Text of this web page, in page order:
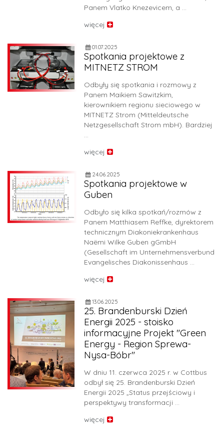
Panem Vlatko Knezevicem, a …
więcej
01.07.2025
Spotkania projektowe z
MITNETZ STROM
Odbyły się spotkania i rozmowy z
Panem Maikiem Sawitzkim,
kierownikiem regionu sieciowego w
MITNETZ Strom (Mitteldeutsche
Netzgesellschaft Strom mbH). Bardziej
…
więcej
24.06.2025
Spotkania projektowe w
Guben
Odbyło się kilka spotkań/rozmów z
Panem Matthiasem Reffke, dyrektorem
technicznym Diakoniekrankenhaus
Naëmi Wilke Guben gGmbH
(Gesellschaft im Unternehmensverbund
Evangelisches Diakonissenhaus …
więcej
13.06.2025
25. Brandenburski Dzień
Energii 2025 - stoisko
informacyjne Projekt "Green
Energy - Region Sprewa-
Nysa-Bóbr"
W dniu 11. czerwca 2025 r. w Cottbus
odbył się 25. Brandenburski Dzień
Energii 2025 „Status przejściowy i
perspektywy transformacji …
więcej